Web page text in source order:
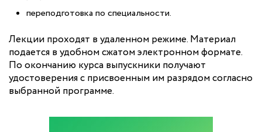
переподготовка по специальности.
Лекции проходят в удаленном режиме. Материал
подается в удобном сжатом электронном формате.
По окончанию курса выпускники получают
удостоверения с присвоенным им разрядом согласно
выбранной программе.